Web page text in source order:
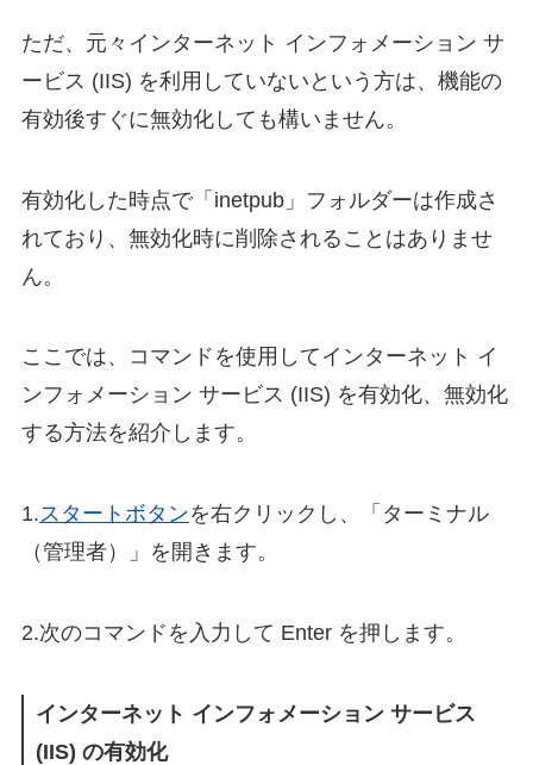
ただ、元々インターネット インフォメーション サ
ービス (IIS) を利用していないという方は、機能の
有効後すぐに無効化しても構いません。
有効化した時点で「inetpub」フォルダーは作成さ
れており、無効化時に削除されることはありませ
ん。
ここでは、コマンドを使用してインターネット イ
ンフォメーション サービス (IIS) を有効化、無効化
する方法を紹介します。
1.スタートボタンを右クリックし、「ターミナル
（管理者）」を開きます。
2.次のコマンドを入力して Enter を押します。
インターネット インフォメーション サービス
(IIS) の有効化